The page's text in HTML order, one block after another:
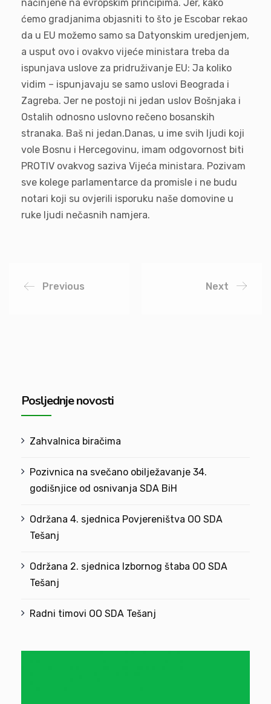
Previous Next
Posljednje novosti
Zahvalnica biračima
Pozivnica na svečano obilježavanje 34.
godišnjice od osnivanja SDA BiH
Održana 4. sjednica Povjereništva OO SDA
Tešanj
Održana 2. sjednica Izbornog štaba OO SDA
Tešanj
Radni timovi OO SDA Tešanj